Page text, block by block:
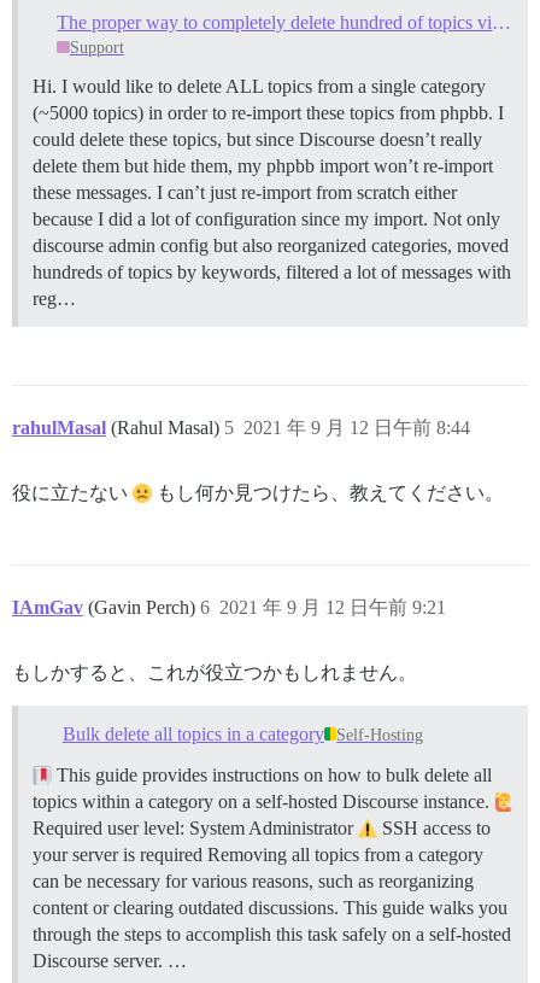
The proper way to completely delete hundred of topics via rails?
Support
Hi. I would like to delete ALL topics from a single category
(~5000 topics) in order to re-import these topics from phpbb. I
could delete these topics, but since Discourse doesn’t really
delete them but hide them, my phpbb import won’t re-import
these messages. I can’t just re-import from scratch either
because I did a lot of configuration since my import. Not only
discourse admin config but also reorganized categories, moved
hundreds of topics by keywords, filtered a lot of messages with
reg…
rahulMasal (Rahul Masal) 2021 年 9 月 12 日午前 8:44
5
役に立たない もし何か見つけたら、教えてください。
IAmGav (Gavin Perch) 2021 年 9 月 12 日午前 9:21
6
もしかすると、これが役立つかもしれません。
Bulk delete all topics in a category Self-Hosting
This guide provides instructions on how to bulk delete all
topics within a category on a self-hosted Discourse instance.
Required user level: System Administrator
SSH access to
your server is required Removing all topics from a category
can be necessary for various reasons, such as reorganizing
content or clearing outdated discussions. This guide walks you
through the steps to accomplish this task safely on a self-hosted
Discourse server. …